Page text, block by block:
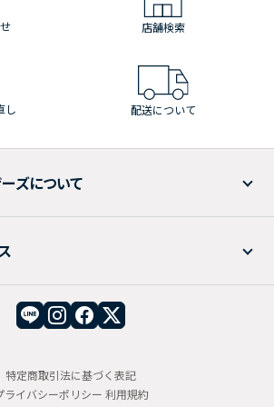
店舗検索
し 配送について
ズについて
特定商取引法に基づく表記
ライバシーポリシー 利用規約